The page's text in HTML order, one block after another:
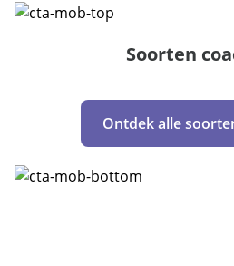
Soorten
Ontdek alle